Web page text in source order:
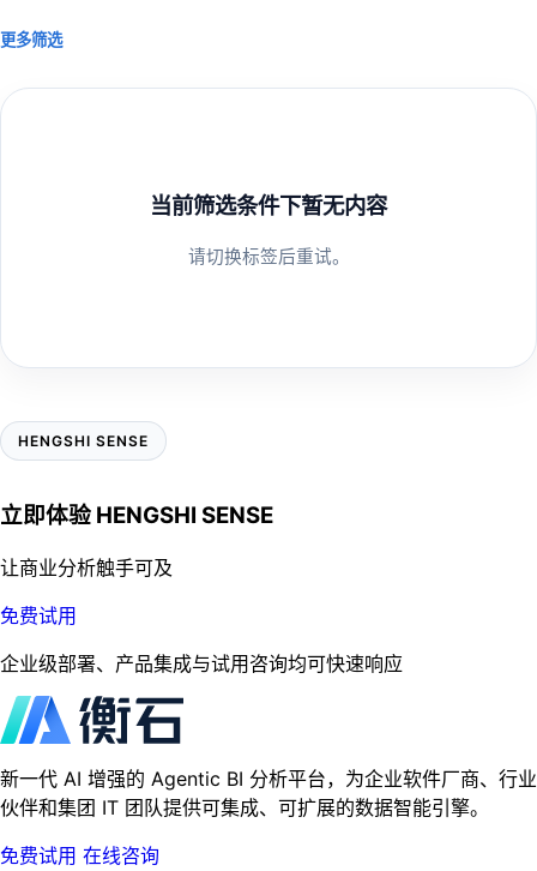
更多筛选
当前筛选条件下暂无内容
请切换标签后重试。
HENGSHI SENSE
立即体验 HENGSHI SENSE
让商业分析触手可及
免费试用
企业级部署、产品集成与试用咨询均可快速响应
新一代 AI 增强的 Agentic BI 分析平台，为企业软件厂商、行业
伙伴和集团 IT 团队提供可集成、可扩展的数据智能引擎。
免费试用 在线咨询